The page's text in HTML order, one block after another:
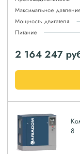
Максимальное
Мощность двигателя
Питание
2 164 247
8